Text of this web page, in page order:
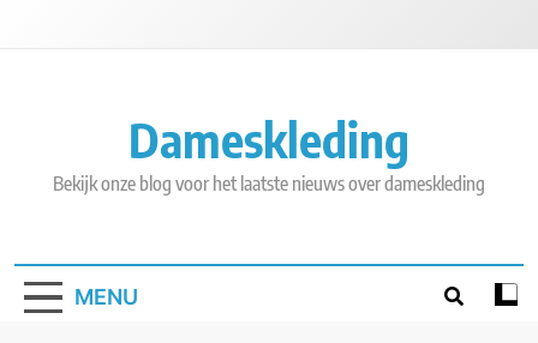
Dameskleding
Bekijk onze blog voor het laatste nieuws over dameskleding
MENU